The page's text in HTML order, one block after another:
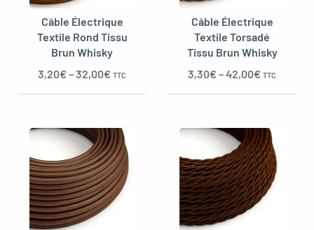
Câble Électrique
Textile Rond Tissu
Brun Whisky
3,20€–32,00€ TTC
Câble Électrique
Textile Torsadé
Tissu Brun Whisky
3,30€–42,00€ TTC